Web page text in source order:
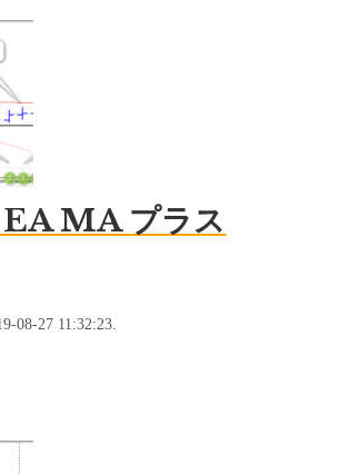
EA MA プラス
08-27 11:32:23.